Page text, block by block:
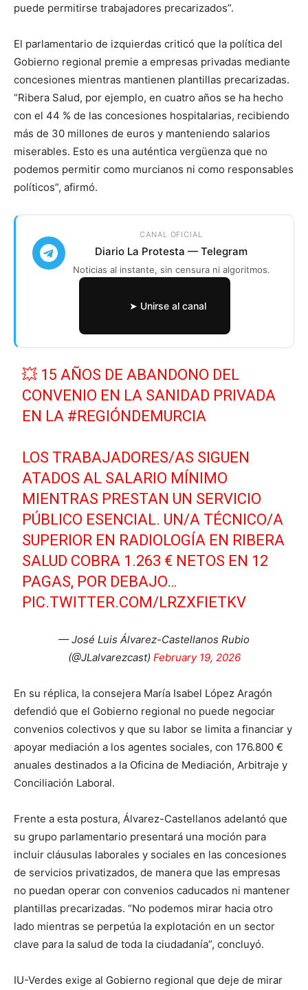
puede permitirse trabajadores precarizados”.
El parlamentario de izquierdas criticó que la política del
Gobierno regional premie a empresas privadas mediante
concesiones mientras mantienen plantillas precarizadas.
“Ribera Salud, por ejemplo, en cuatro años se ha hecho
con el 44 % de las concesiones hospitalarias, recibiendo
más de 30 millones de euros y manteniendo salarios
miserables. Esto es una auténtica vergüenza que no
podemos permitir como murcianos ni como responsables
políticos”, afirmó.
CANAL OFICIAL
Diario La Protesta — Telegram
Noticias al instante, sin censura ni algoritmos.
➤ Unirse al canal
💥 15 AÑOS DE ABANDONO DEL
CONVENIO EN LA SANIDAD PRIVADA
EN LA #REGIÓNDEMURCIA
LOS TRABAJADORES/AS SIGUEN
ATADOS AL SALARIO MÍNIMO
MIENTRAS PRESTAN UN SERVICIO
PÚBLICO ESENCIAL. UN/A TÉCNICO/A
SUPERIOR EN RADIOLOGÍA EN RIBERA
SALUD COBRA 1.263 € NETOS EN 12
PAGAS, POR DEBAJO…
PIC.TWITTER.COM/LRZXFIETKV
— José Luis Álvarez-Castellanos Rubio
(@JLalvarezcast) February 19, 2026
En su réplica, la consejera María Isabel López Aragón
defendió que el Gobierno regional no puede negociar
convenios colectivos y que su labor se limita a financiar y
apoyar mediación a los agentes sociales, con 176.800 €
anuales destinados a la Oficina de Mediación, Arbitraje y
Conciliación Laboral.
Frente a esta postura, Álvarez-Castellanos adelantó que
su grupo parlamentario presentará una moción para
incluir cláusulas laborales y sociales en las concesiones
de servicios privatizados, de manera que las empresas
no puedan operar con convenios caducados ni mantener
plantillas precarizadas. “No podemos mirar hacia otro
lado mientras se perpetúa la explotación en un sector
clave para la salud de toda la ciudadanía”, concluyó.
IU-Verdes exige al Gobierno regional que deje de mirar